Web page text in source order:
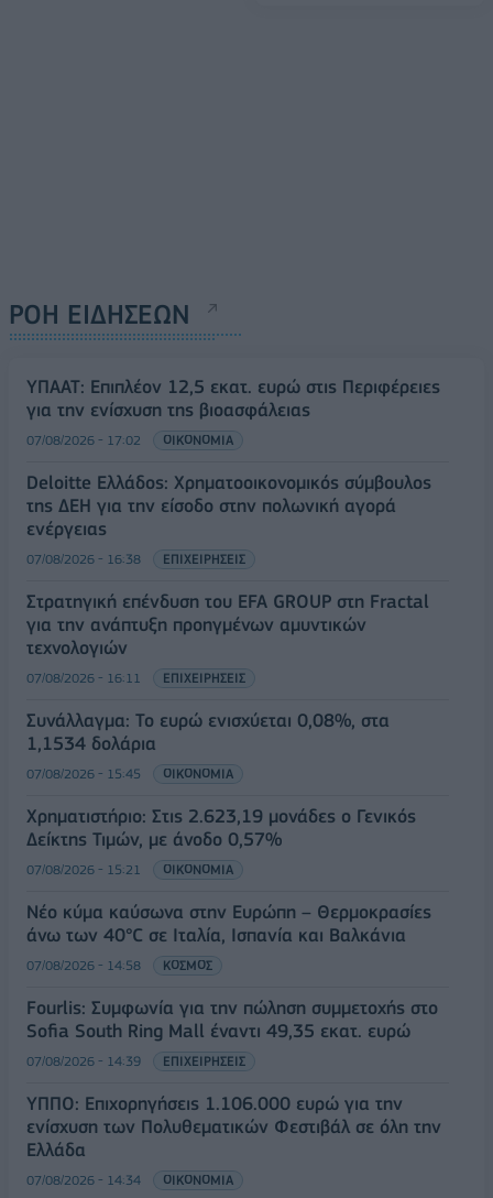
ΡΟΗ ΕΙΔΗΣΕΩΝ
ΥΠΑΑΤ: Επιπλέον 12,5 εκατ. ευρώ στις Περιφέρειες
για την ενίσχυση της βιοασφάλειας
07/08/2026 - 17:02 ΟΙΚΟΝΟΜΙΑ
Deloitte Ελλάδος: Χρηματοοικονομικός σύμβουλος
της ΔΕΗ για την είσοδο στην πολωνική αγορά
ενέργειας
07/08/2026 - 16:38 ΕΠΙΧΕΙΡΗΣΕΙΣ
Στρατηγική επένδυση του EFA GROUP στη Fractal
για την ανάπτυξη προηγμένων αμυντικών
τεχνολογιών
07/08/2026 - 16:11 ΕΠΙΧΕΙΡΗΣΕΙΣ
Συνάλλαγμα: Το ευρώ ενισχύεται 0,08%, στα
1,1534 δολάρια
07/08/2026 - 15:45 ΟΙΚΟΝΟΜΙΑ
Χρηματιστήριο: Στις 2.623,19 μονάδες ο Γενικός
Δείκτης Τιμών, με άνοδο 0,57%
07/08/2026 - 15:21 ΟΙΚΟΝΟΜΙΑ
Νέο κύμα καύσωνα στην Ευρώπη – Θερμοκρασίες
άνω των 40°C σε Ιταλία, Ισπανία και Βαλκάνια
07/08/2026 - 14:58 ΚΟΣΜΟΣ
Fourlis: Συμφωνία για την πώληση συμμετοχής στο
Sofia South Ring Mall έναντι 49,35 εκατ. ευρώ
07/08/2026 - 14:39 ΕΠΙΧΕΙΡΗΣΕΙΣ
ΥΠΠΟ: Επιχορηγήσεις 1.106.000 ευρώ για την
ενίσχυση των Πολυθεματικών Φεστιβάλ σε όλη την
Ελλάδα
07/08/2026 - 14:34 ΟΙΚΟΝΟΜΙΑ